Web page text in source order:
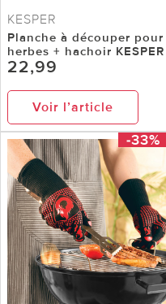
KESPER
Planche à découper pour
herbes + hachoir KESPER
22,99
Voir l’article
-33%